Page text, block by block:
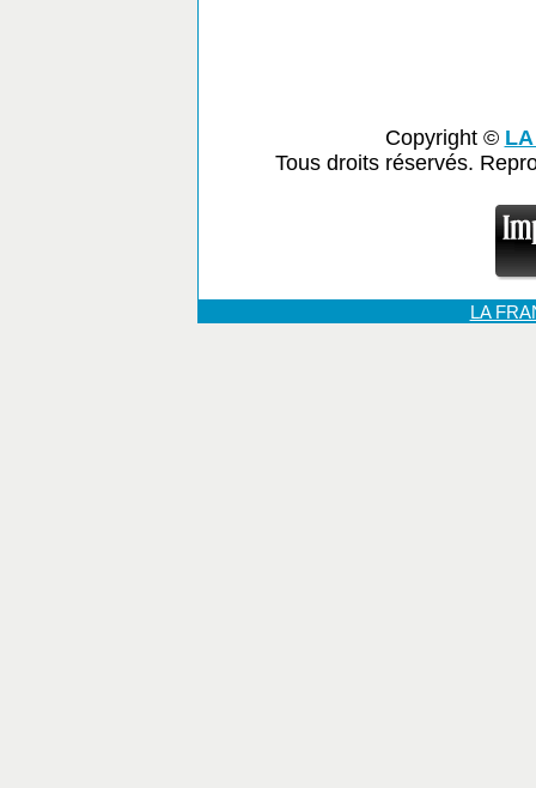
Copyright ©
Tous droits réservés.
LA